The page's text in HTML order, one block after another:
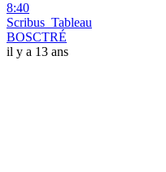
8:40
Scribus_Tableau
BOSCTRÉ
il y a 13 ans